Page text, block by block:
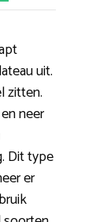
uit.
zitten.
neer
Dit type
er